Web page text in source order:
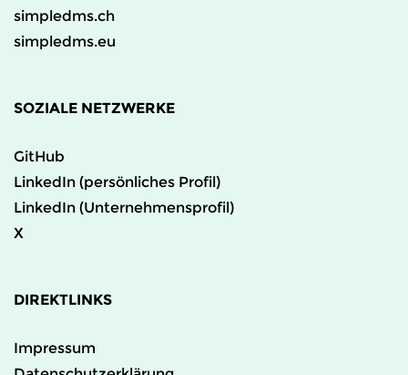
simpledms.ch
simpledms.eu
SOZIALE NETZWERKE
GitHub
LinkedIn (persönliches Profil)
LinkedIn (Unternehmensprofil)
X
DIREKTLINKS
Impressum